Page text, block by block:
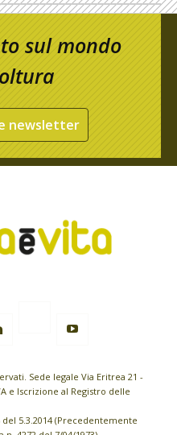
sul mondo
newsletter
Sede legale Via Eritrea 21 -
e Iscrizione al Registro delle
5.3.2014 (Precedentemente